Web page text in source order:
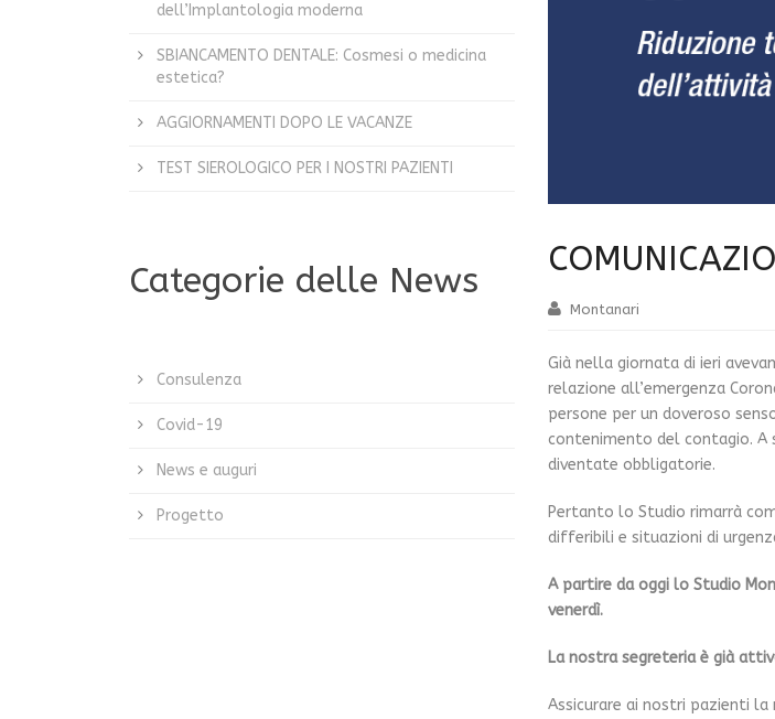
Montanari
Già nella giornata di ieri
relazione all’emergenza
persone per un doveroso
contenimento del contagio. A
diventate obbligatorie.
Pertanto lo Studio rimarrà
differibili e situazioni di
A partire da oggi lo Studio
venerdì.
La nostra segreteria è già
Assicurare ai nostri pazienti
dell’Implantologia moderna
SBIANCAMENTO DENTALE: Cosmesi o medicina
estetica?
AGGIORNAMENTI DOPO LE VACANZE
TEST SIEROLOGICO PER I NOSTRI PAZIENTI
Categorie delle News
Consulenza
Covid-19
News e auguri
Progetto